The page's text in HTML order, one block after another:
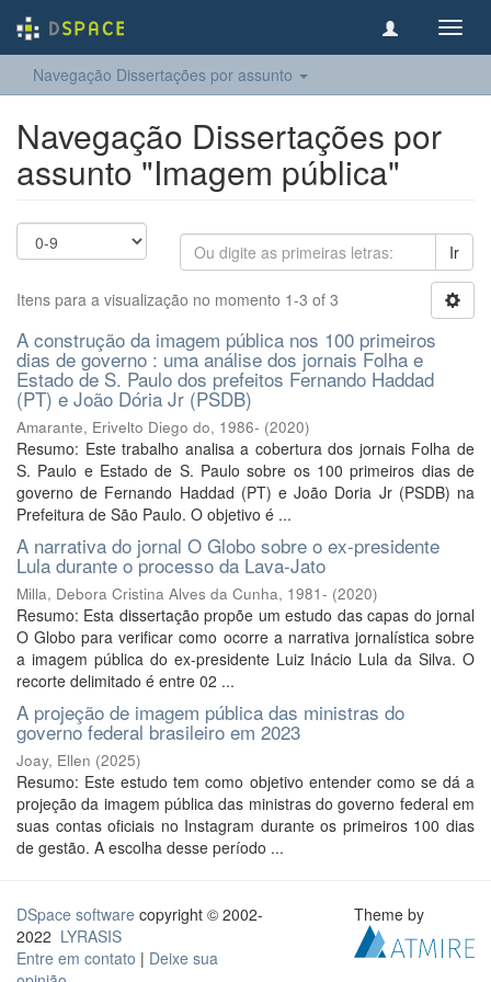
Navegação Dissertações por assunto
Navegação Dissertações por
assunto "Imagem pública"
Ir
Itens para a visualização no momento 1-3 of 3
A construção da imagem pública nos 100 primeiros
dias de governo : uma análise dos jornais Folha e
Estado de S. Paulo dos prefeitos Fernando Haddad
(PT) e João Dória Jr (PSDB)
Amarante, Erivelto Diego do, 1986- (2020)
Resumo: Este trabalho analisa a cobertura dos jornais Folha de
S. Paulo e Estado de S. Paulo sobre os 100 primeiros dias de
governo de Fernando Haddad (PT) e João Doria Jr (PSDB) na
Prefeitura de São Paulo. O objetivo é ...
A narrativa do jornal O Globo sobre o ex-presidente
Lula durante o processo da Lava-Jato
Milla, Debora Cristina Alves da Cunha, 1981- (2020)
Resumo: Esta dissertação propõe um estudo das capas do jornal
O Globo para verificar como ocorre a narrativa jornalística sobre
a imagem pública do ex-presidente Luiz Inácio Lula da Silva. O
recorte delimitado é entre 02 ...
A projeção de imagem pública das ministras do
governo federal brasileiro em 2023
Joay, Ellen (2025)
Resumo: Este estudo tem como objetivo entender como se dá a
projeção da imagem pública das ministras do governo federal em
suas contas oficiais no Instagram durante os primeiros 100 dias
de gestão. A escolha desse período ...
DSpace software copyright © 2002-
2022 LYRASIS
Entre em contato | Deixe sua
Theme by